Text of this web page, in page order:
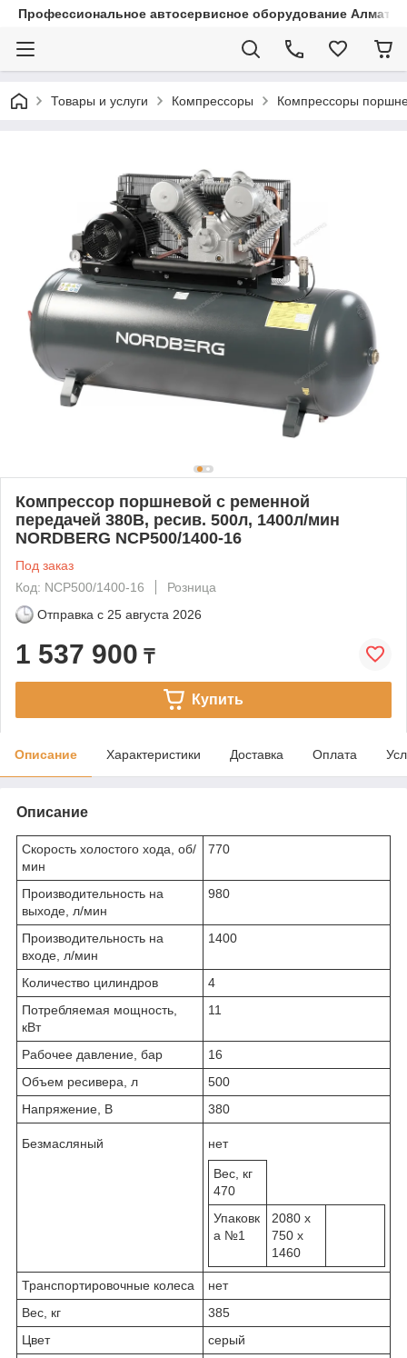
Профессиональное автосервисное оборудование Алматы
Товары и услуги Компрессоры Компрессоры
Компрессор поршневой с ременной
передачей 380В, ресив. 500л, 1400л/мин
NORDBERG NCP500/1400-16
Под заказ
Код: NCP500/1400-16
Розница
Отправка с 25 августа 2026
1 537 900 ₸
Купить
Описание Характеристики Доставка Оплата
Описание
Скорость холостого хода, об/
мин
770
Производительность на
выходе, л/мин
980
Производительность на
входе, л/мин
1400
Количество цилиндров
4
Потребляемая мощность,
кВт
11
Рабочее давление, бар
16
Объем ресивера, л
500
Напряжение, В
380
Безмасляный нет
Вес, кг
470
Упаковк
а №1
2080 x
750 x
1460
Транспортировочные колеса
нет
Вес, кг
385
Цвет
серый